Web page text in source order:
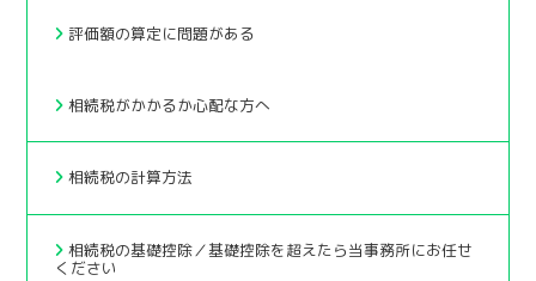
評価額の算定に問題がある
相続税がかかるか心配な方へ
相続税の計算方法
相続税の基礎控除／基礎控除を超えたら当事務所にお任せ
ください